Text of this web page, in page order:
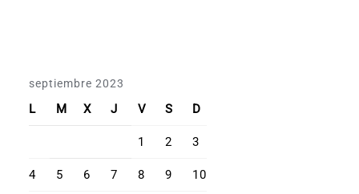
septiembre 2023
L M X J V S D
1 2 3
4 5 6 7 8 9 10